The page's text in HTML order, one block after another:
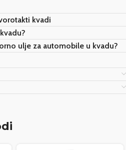
kvadi
ulje za automobile u kvadu?